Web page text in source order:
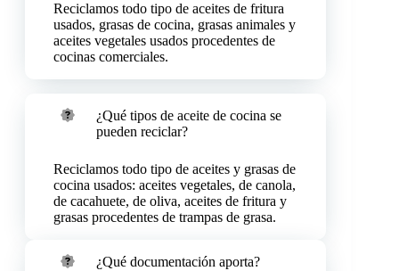
Reciclamos todo tipo de aceites de fritura
usados, grasas de cocina, grasas animales y
aceites vegetales usados procedentes de
cocinas comerciales.
¿Qué tipos de aceite de cocina se
pueden reciclar?
Reciclamos todo tipo de aceites y grasas de
cocina usados: aceites vegetales, de canola,
de cacahuete, de oliva, aceites de fritura y
grasas procedentes de trampas de grasa.
¿Qué documentación aporta?